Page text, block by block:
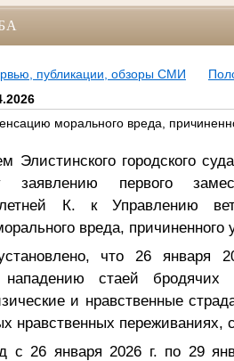
публикации, обзоры СМИ
морального вреда,
Элистинского городского
заявлению первого
К. к Управлению
вреда, причиненного
что 26 января
нападению стаей бродячих
и нравственные
нравственных переживаниях,
с 26 января 2026 г. по 29